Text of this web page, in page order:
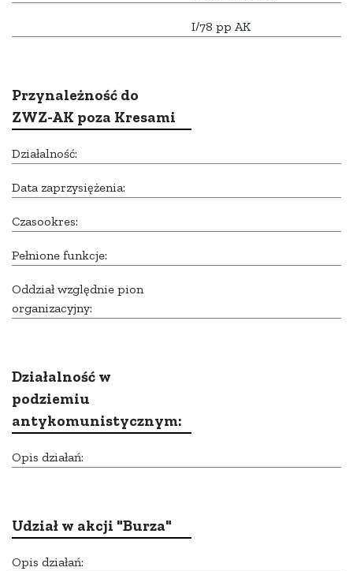
I/78 pp AK
Przynależność do
ZWZ-AK poza Kresami
Działalność:
Data zaprzysiężenia:
Czasookres:
Pełnione funkcje:
Oddział względnie pion
organizacyjny:
Działalność w
podziemiu
antykomunistycznym:
Opis działań:
Udział w akcji "Burza"
Opis działań: